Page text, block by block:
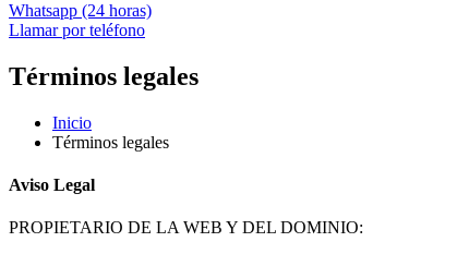
Whatsapp (24 horas)
Llamar por teléfono
Términos legales
Inicio
Términos legales
Aviso Legal
PROPIETARIO DE LA WEB Y DEL DOMINIO: